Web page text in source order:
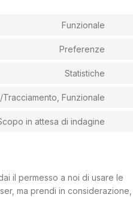
Funzionale
Preferenze
Statistiche
Tracciamento, Funzionale
in attesa di indagine
il permesso a noi di usare le
ma prendi in